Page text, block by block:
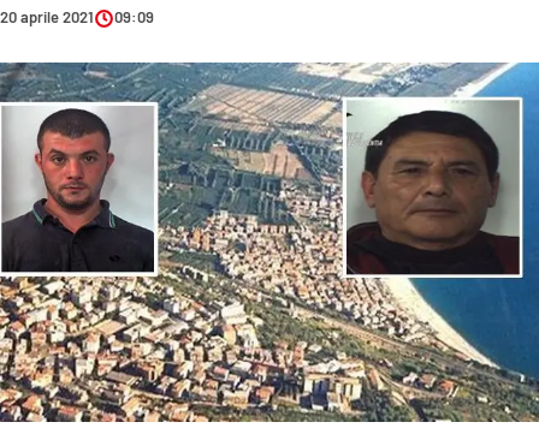
SOCIETÀ
CULTURA
ECONOMIA E LAVORO
SPORT
Streaming
LAC TV
20 aprile 2021 09:09